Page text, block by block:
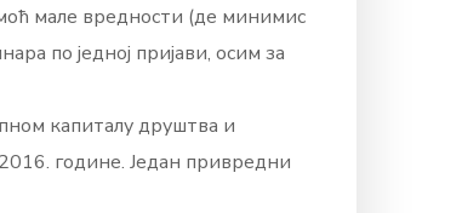
мале вредности (де минимис
по једној пријави, осим за
капиталу друштва и
године. Један привредни